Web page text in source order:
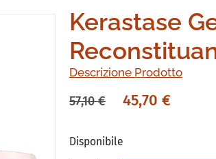
Kerastase
Descrizione Prodotto
57,10€ 45,70 €
Disponibile